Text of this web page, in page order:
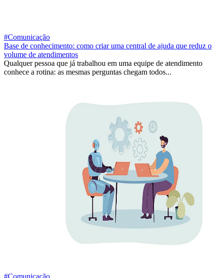
#Comunicação
Base de conhecimento: como criar uma central de ajuda que reduz o
volume de atendimentos
Qualquer pessoa que já trabalhou em uma equipe de atendimento
conhece a rotina: as mesmas perguntas chegam todos...